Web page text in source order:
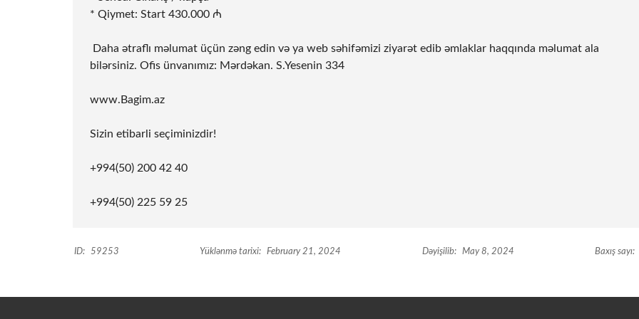
* Qiymet: Start 430.000 ₼
️ Daha ətraflı məlumat üçün zəng edin və ya web səhifəmizi ziyarət edib əmlaklar haqqında məlumat ala
bilərsiniz. Ofis ünvanımız: Mərdəkan. S.Yesenin 334
www.Bagim.az
Sizin etibarli seçiminizdir!
+994(50) 200 42 40
+994(50) 225 59 25
ID: 59253 Yüklənmə tarixi: February 21, 2024 Dəyişilib: May 8, 2024 Baxış sayı: